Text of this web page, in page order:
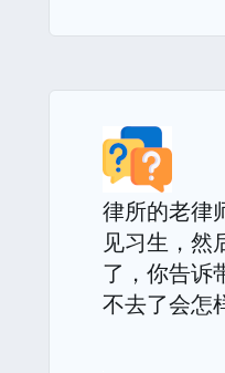
律所的老律
见习生，然
了，你告诉
不去了会怎